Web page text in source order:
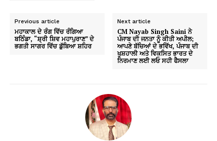
Previous article
ਮਹਾਕਾਲ ਦੇ ਰੰਗ ਵਿੱਚ ਰੰਗਿਆ
ਬਠਿੰਡਾ, “ਸ਼੍ਰੀ ਸ਼ਿਵ ਮਹਾਪੁਰਾਣ” ਦੇ
ਭਗਤੀ ਸਾਗਰ ਵਿੱਚ ਡੁੱਬਿਆ ਸ਼ਹਿਰ
Next article
CM Nayab Singh Saini ਨੇ
ਪੰਜਾਬ ਦੀ ਜਨਤਾ ਨੂੰ ਕੀਤੀ ਅਪੀਲ;
ਆਪਣੇ ਬੱਚਿਆਂ ਦੇ ਭਵਿੱਖ, ਪੰਜਾਬ ਦੀ
ਖੁਸ਼ਹਾਲੀ ਅਤੇ ਵਿਕਸਿਤ ਭਾਰਤ ਦੇ
ਨਿਰਮਾਣ ਲਈ ਲਓ ਸਹੀ ਫੈਸਲਾ